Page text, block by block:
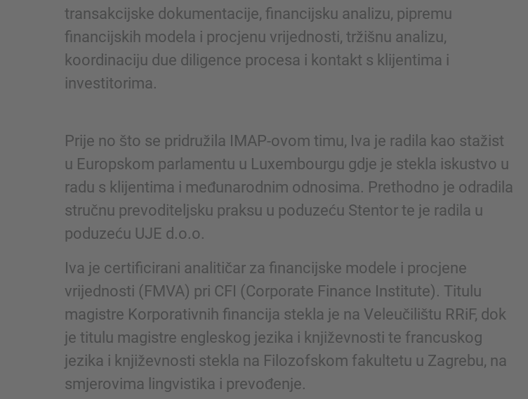
transakcijske dokumentacije, financijsku analizu, pipremu
financijskih modela i procjenu vrijednosti, tržišnu analizu,
koordinaciju due diligence procesa i kontakt s klijentima i
investitorima.
Prije no što se pridružila IMAP-ovom timu, Iva je radila kao stažist
u Europskom parlamentu u Luxembourgu gdje je stekla iskustvo u
radu s klijentima i međunarodnim odnosima. Prethodno je odradila
stručnu prevoditeljsku praksu u poduzeću Stentor te je radila u
poduzeću UJE d.o.o.
Iva je certificirani analitičar za financijske modele i procjene
vrijednosti (FMVA) pri CFI (Corporate Finance Institute). Titulu
magistre Korporativnih financija stekla je na Veleučilištu RRiF, dok
je titulu magistre engleskog jezika i književnosti te francuskog
jezika i književnosti stekla na Filozofskom fakultetu u Zagrebu, na
smjerovima lingvistika i prevođenje.
Označite da ste pročitali i da se slažete s IMAP pravnim obavijestima i pravilima o
Pošalji zahtjev